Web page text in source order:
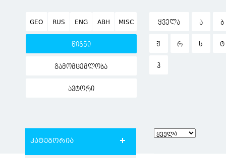
GEO RUS ENG ABH MISC
წიგნი
გამომცემლობა
ავტორი
ᲧᲕᲔᲚᲐ Ა Ბ
Ჟ Რ Ს Ტ
Ჰ
კატეგორია